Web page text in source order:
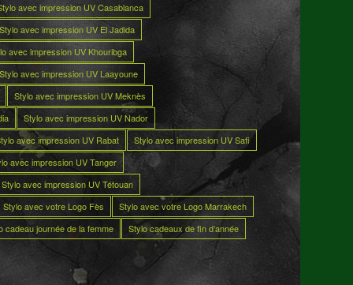
avec impression UV Casablanca
Stylo avec impression UV El Jadida
avec impression UV Khouribga
Stylo avec impression UV Laayoune
Stylo avec impression UV Meknès
Stylo avec impression UV Nador
avec impression UV Rabat
Stylo avec impression UV Safi
avec impression UV Tanger
Stylo avec impression UV Tétouan
Stylo avec votre Logo Fès
Stylo avec votre Logo Marrakech
cadeau journée de la femme
Stylo cadeaux de fin d’année